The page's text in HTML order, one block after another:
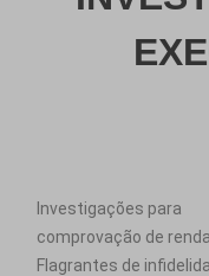
Investigações para
comprovação de renda
Flagrantes de